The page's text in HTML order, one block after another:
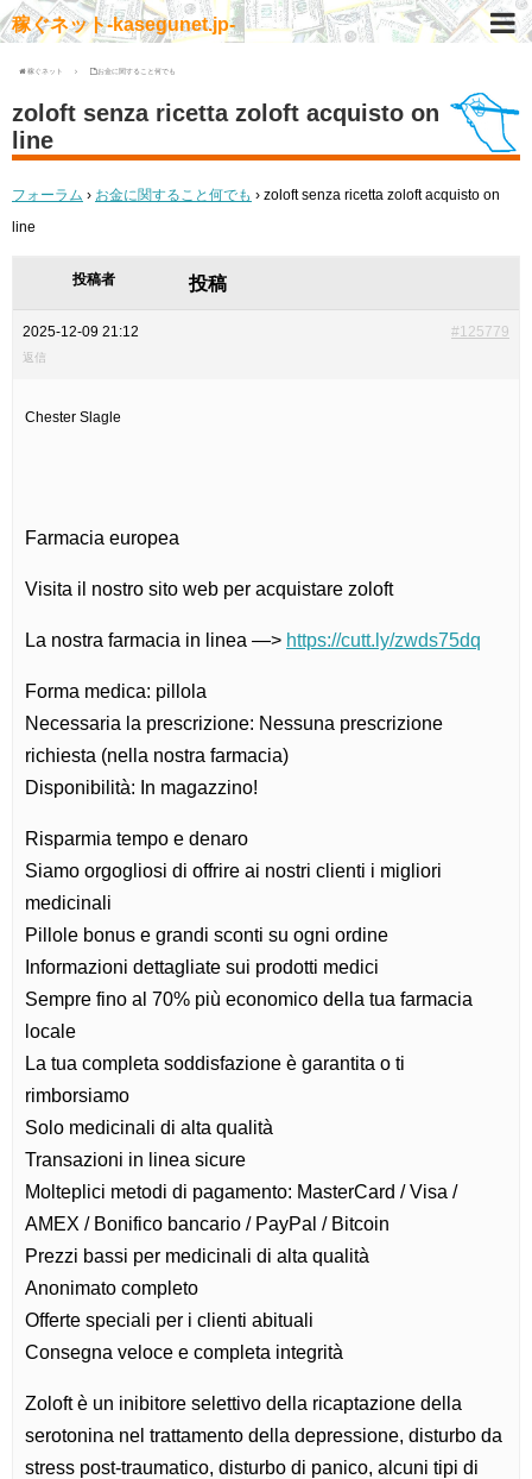
稼ぐネット-kasegunet.jp-
稼ぐネット お金に関すること何でも
zoloft senza ricetta zoloft acquisto on
line
フォーラム › お金に関すること何でも › zoloft senza ricetta zoloft acquisto on
line
投稿者 投稿
2025-12-09 21:12 #125779
返信
Chester Slagle
Farmacia europea
Visita il nostro sito web per acquistare zoloft
La nostra farmacia in linea —> https://cutt.ly/zwds75dq
Forma medica: pillola
Necessaria la prescrizione: Nessuna prescrizione
richiesta (nella nostra farmacia)
Disponibilità: In magazzino!
Risparmia tempo e denaro
Siamo orgogliosi di offrire ai nostri clienti i migliori
medicinali
Pillole bonus e grandi sconti su ogni ordine
Informazioni dettagliate sui prodotti medici
Sempre fino al 70% più economico della tua farmacia
locale
La tua completa soddisfazione è garantita o ti
rimborsiamo
Solo medicinali di alta qualità
Transazioni in linea sicure
Molteplici metodi di pagamento: MasterCard / Visa /
AMEX / Bonifico bancario / PayPal / Bitcoin
Prezzi bassi per medicinali di alta qualità
Anonimato completo
Offerte speciali per i clienti abituali
Consegna veloce e completa integrità
Zoloft è un inibitore selettivo della ricaptazione della
serotonina nel trattamento della depressione, disturbo da
stress post-traumatico, disturbo di panico, alcuni tipi di